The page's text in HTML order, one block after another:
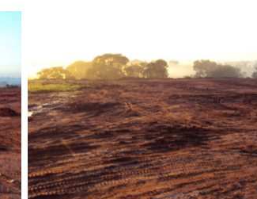
Sem legenda